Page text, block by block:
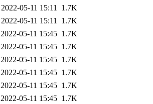
2022-05-11 15:11 1.7K
2022-05-11 15:11 1.7K
2022-05-11 15:45 1.7K
2022-05-11 15:45 1.7K
2022-05-11 15:45 1.7K
2022-05-11 15:45 1.7K
2022-05-11 15:45 1.7K
2022-05-11 15:45 1.7K